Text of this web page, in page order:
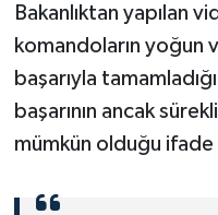
Bakanlıktan yapılan
komandoların yoğun
başarıyla
başarının ancak
mümkün olduğu